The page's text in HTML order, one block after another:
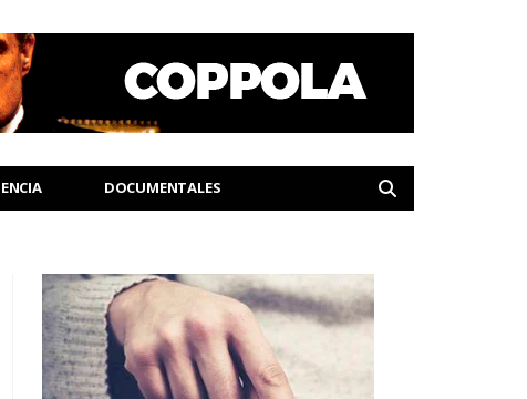
DOCUMENTALES